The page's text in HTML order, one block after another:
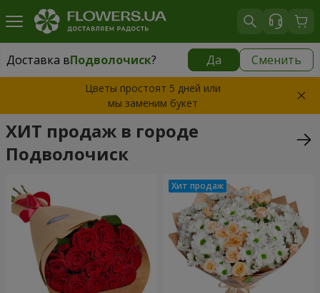
Доставка вПодволочиск? Да Сменить
Доставка вПодволочиск|
Цветы простоят 5 дней или
мы заменим букет
ХИТ продаж в городе
Подволочиск